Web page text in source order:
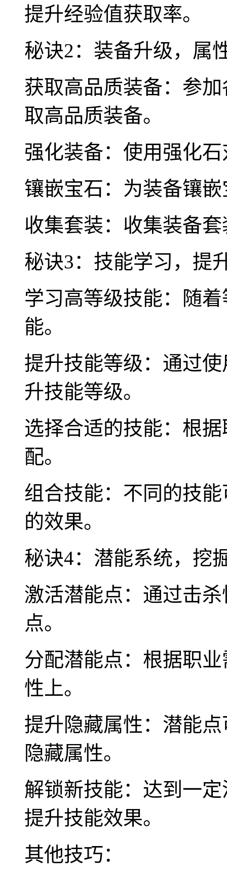
提升经验值获取率。
秘诀2：装备升级，属
获取高品质装备：参
取高品质装备。
强化装备：使用强化
镶嵌宝石：为装备镶
收集套装：收集装备
秘诀3：技能学习，提
学习高等级技能：随
能。
提升技能等级：通过
升技能等级。
选择合适的技能：根
配。
组合技能：不同的技
的效果。
秘诀4：潜能系统，挖
激活潜能点：通过击
点。
分配潜能点：根据职
性上。
提升隐藏属性：潜能
隐藏属性。
解锁新技能：达到一
提升技能效果。
其他技巧：